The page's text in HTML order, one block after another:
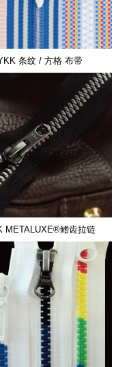
条纹 / 方格 布带
METALUXE®鳍齿拉链